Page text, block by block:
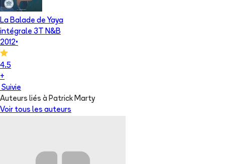
La Balade de Yaya
intégrale 3T N&B
2012•
4.5
+
Suivie
Auteurs liés à Patrick Marty
Voir tous les auteurs